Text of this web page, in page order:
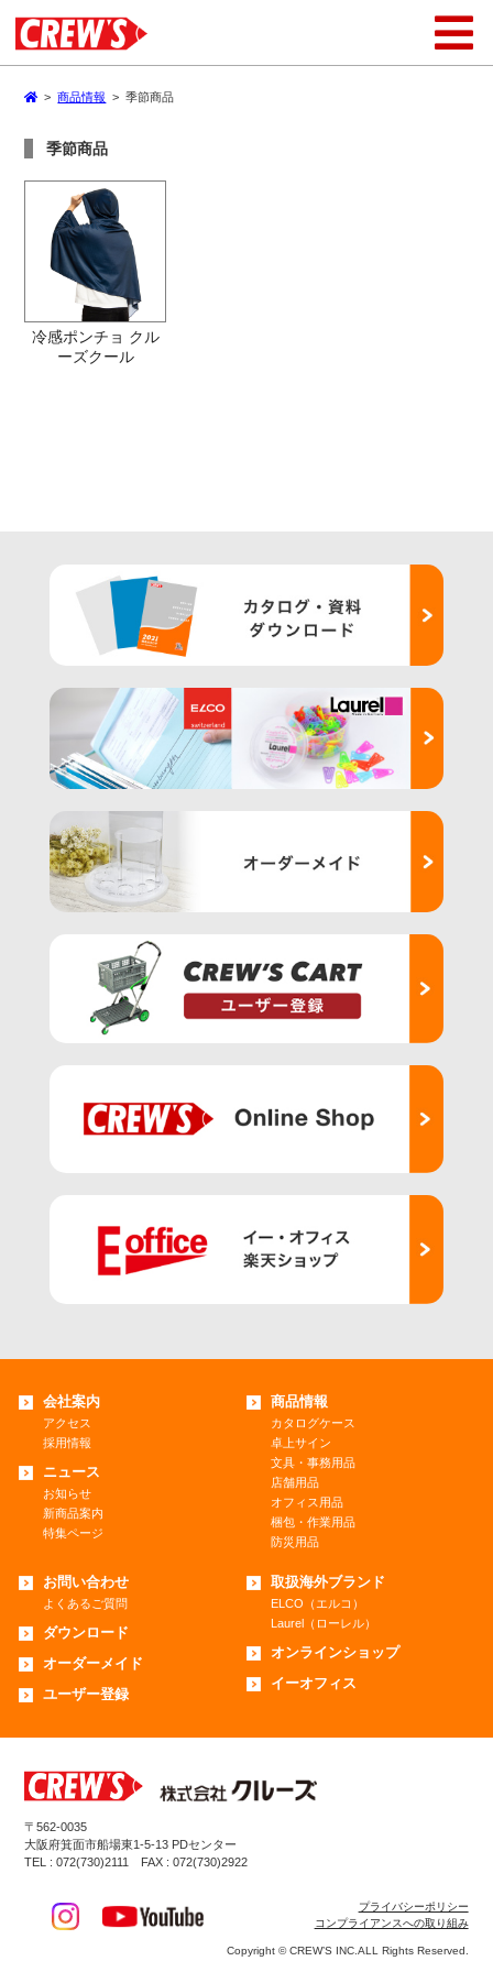
>商品情報 >季節商品
季節商品
冷感ポンチョ クル
ーズクール
会社案内
アクセス
採用情報
ニュース
お知らせ
新商品案内
特集ページ
商品情報
カタログケース
卓上サイン
文具・事務用品
店舗用品
オフィス用品
梱包・作業用品
防災用品
お問い合わせ
よくあるご質問
ダウンロード
オーダーメイド
ユーザー登録
取扱海外ブランド
ELCO（エルコ）
Laurel（ローレル）
オンラインショップ
イーオフィス
〒562-0035
大阪府箕面市船場東1-5-13 PDセンター
TEL : 072(730)2111 FAX : 072(730)2922
プライバシーポリシー
コンプライアンスへの取り組み
Copyright © CREW’S INC.ALL Rights Reserved.